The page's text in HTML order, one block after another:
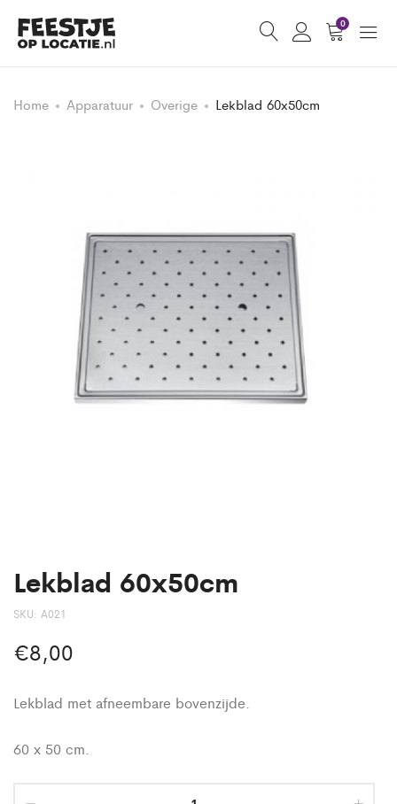
0
Home Apparatuur Overige Lekblad 60x50cm
Lekblad 60x50cm
SKU: A021
€8,00
Lekblad met afneembare bovenzijde.
60 x 50 cm.